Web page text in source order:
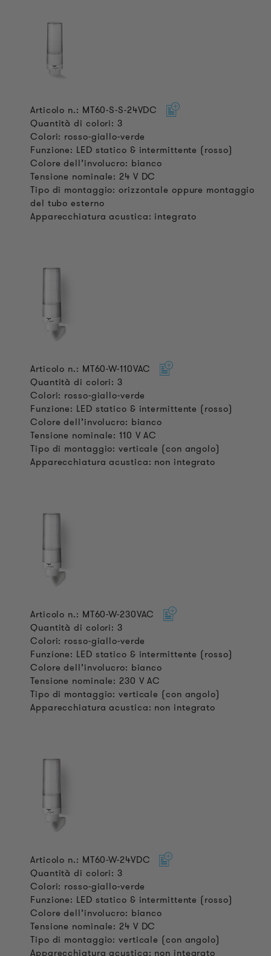
Articolo n.: MT60-S-S-24VDC
Quantità di colori: 3
Colori: rosso-giallo-verde
Funzione: LED statico & intermittente (rosso)
Colore dell’involucro: bianco
Tensione nominale: 24 V DC
Tipo di montaggio: orizzontale oppure montaggio
del tubo esterno
Apparecchiatura acustica: integrato
Articolo n.: MT60-W-110VAC
Quantità di colori: 3
Colori: rosso-giallo-verde
Funzione: LED statico & intermittente (rosso)
Colore dell’involucro: bianco
Tensione nominale: 110 V AC
Tipo di montaggio: verticale (con angolo)
Apparecchiatura acustica: non integrato
Articolo n.: MT60-W-230VAC
Quantità di colori: 3
Colori: rosso-giallo-verde
Funzione: LED statico & intermittente (rosso)
Colore dell’involucro: bianco
Tensione nominale: 230 V AC
Tipo di montaggio: verticale (con angolo)
Apparecchiatura acustica: non integrato
Articolo n.: MT60-W-24VDC
Quantità di colori: 3
Colori: rosso-giallo-verde
Funzione: LED statico & intermittente (rosso)
Colore dell’involucro: bianco
Tensione nominale: 24 V DC
Tipo di montaggio: verticale (con angolo)
Apparecchiatura acustica: non integrato